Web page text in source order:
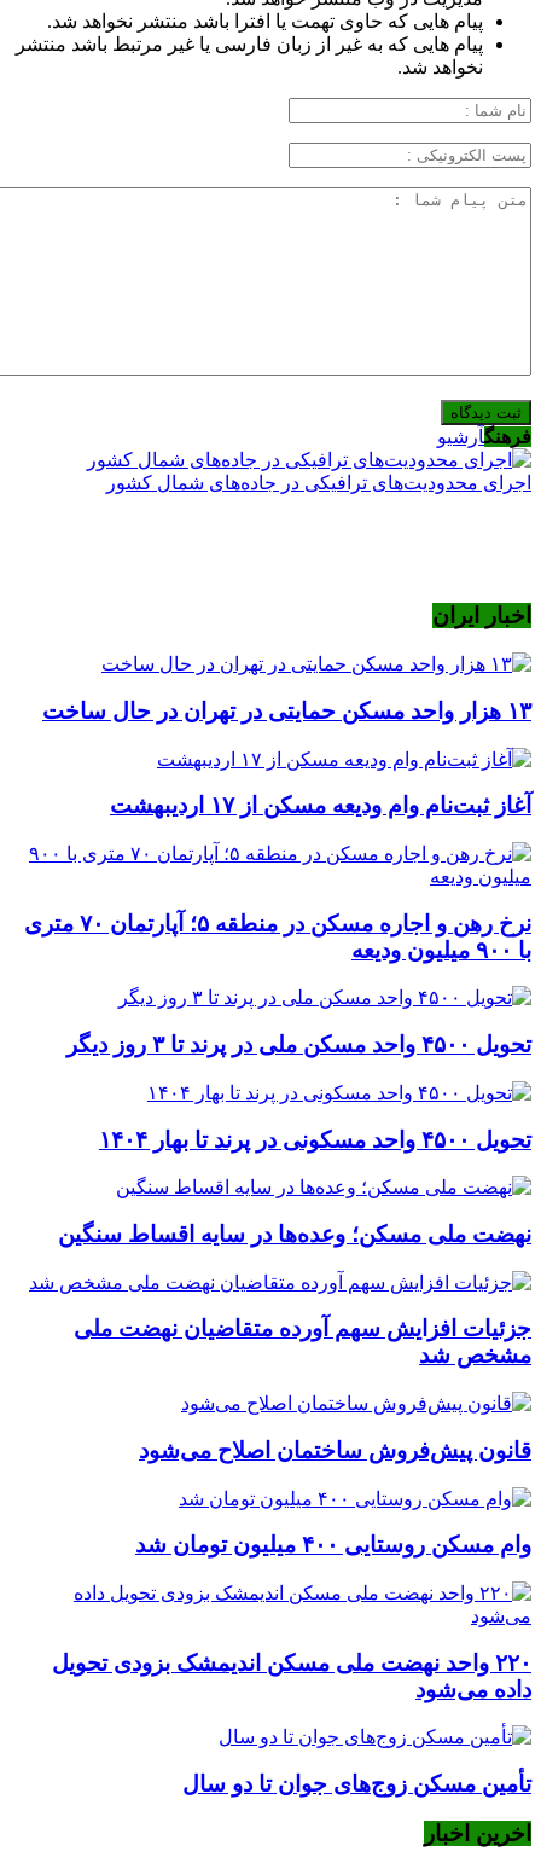
پیام هایی که حاوی تهمت یا افترا باشد منتشر نخواهد شد.
پیام هایی که به غیر از زبان فارسی یا غیر مرتبط باشد منتشر
نخواهد شد.
فرهنگآرشیو
اجرای محدودیت‌های ترافیکی در جاده‌های شمال کشور
اخبار ایران
۱۳ هزار واحد مسکن حمایتی در تهران در حال ساخت
آغاز ثبت‌نام وام ودیعه مسکن از ۱۷ اردیبهشت
نرخ‌ رهن و اجاره مسکن در منطقه ۵؛ آپارتمان ۷۰ متری
با ۹۰۰ میلیون ودیعه
تحویل ۴۵۰۰ واحد مسکن ملی در پرند تا ۳ روز دیگر
تحویل ۴۵۰۰ واحد مسکونی در پرند تا بهار ۱۴۰۴
نهضت ملی مسکن؛ وعده‌ها در سایه اقساط سنگین
جزئیات افزایش سهم آورده متقاضیان نهضت ملی
مشخص شد
قانون پیش‌فروش ساختمان اصلاح می‌شود
وام مسکن روستایی ۴۰۰ میلیون تومان شد
۲۲۰ واحد نهضت ملی مسکن اندیمشک بزودی تحویل
داده می‌شود
تأمین مسکن زوج‌های جوان تا دو سال
اخرین اخبار